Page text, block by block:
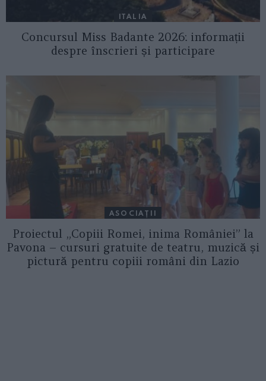
ITALIA
Concursul Miss Badante 2026: informații
despre înscrieri și participare
ASOCIAŢII
Proiectul „Copiii Romei, inima României” la
Pavona – cursuri gratuite de teatru, muzică și
pictură pentru copiii români din Lazio